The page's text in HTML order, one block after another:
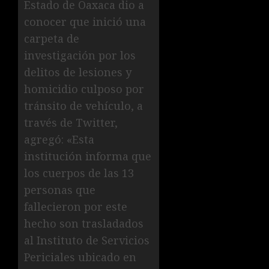
Estado de Oaxaca dio a
conocer que inició una
carpeta de
investigación por los
delitos de lesiones y
homicidio culposo por
tránsito de vehículo, a
través de Twitter,
agregó: «Esta
institución informa que
los cuerpos de las 13
personas que
fallecieron por este
hecho son trasladados
al Instituto de Servicios
Periciales ubicado en